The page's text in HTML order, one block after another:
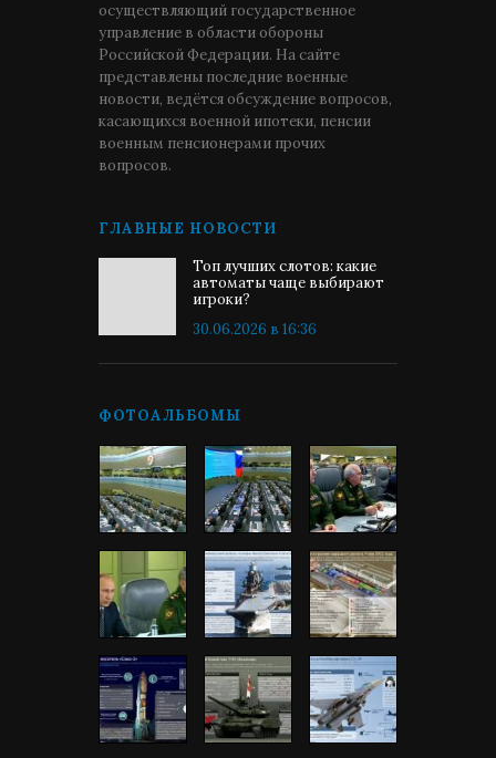
осуществляющий государственное
управление в области обороны
Российской Федерации. На сайте
представлены последние военные
новости, ведётся обсуждение вопросов,
касающихся военной ипотеки, пенсии
военным пенсионерами прочих
вопросов.
ГЛАВНЫЕ НОВОСТИ
Топ лучших слотов: какие
автоматы чаще выбирают
игроки?
30.06.2026 в 16:36
ФОТОАЛЬБОМЫ